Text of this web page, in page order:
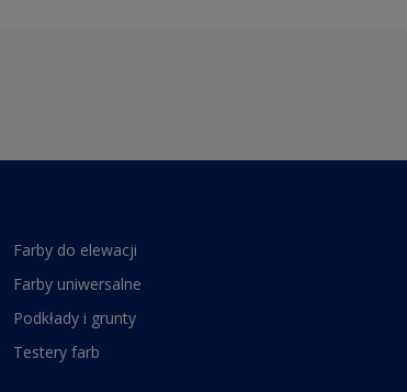
Farby do elewacji
Farby uniwersalne
Podkłady i grunty
Testery farb